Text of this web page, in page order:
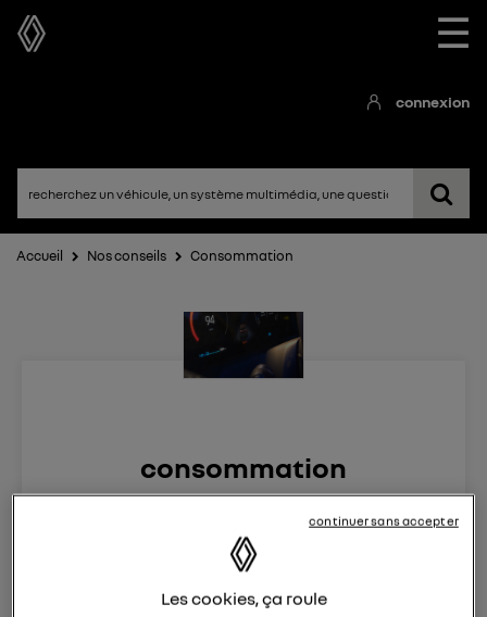
☰
connexion
Accueil Nos conseils Consommation
consommation
12:51
Véhicules RENAULT
posez une question
Les cookies, ça roule
continuer sans accepter